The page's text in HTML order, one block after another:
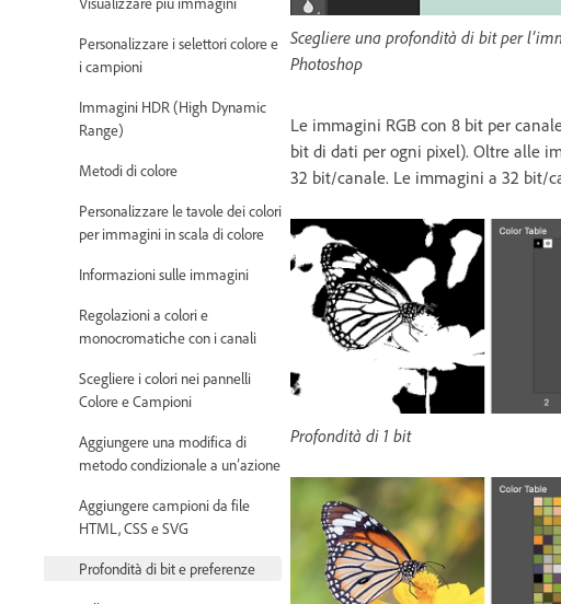
Personalizzare i selettori colore e
i campioni
Immagini HDR (High Dynamic
Range)
Metodi di colore
Personalizzare le tavole dei colori
per immagini in scala di colore
Informazioni sulle immagini
Regolazioni a colori e
monocromatiche con i canali
Scegliere i colori nei pannelli
Colore e Campioni
Aggiungere una modifica di
metodo condizionale a un’azione
Aggiungere campioni da file
HTML, CSS e SVG
Profondità di bit e preferenze
Scegliere una profondità di bit per
Photoshop
Le immagini RGB con 8 bit per
bit di dati per ogni pixel). Oltre alle
32 bit/canale. Le immagini a 32 bit/
Profondità di 1 bit